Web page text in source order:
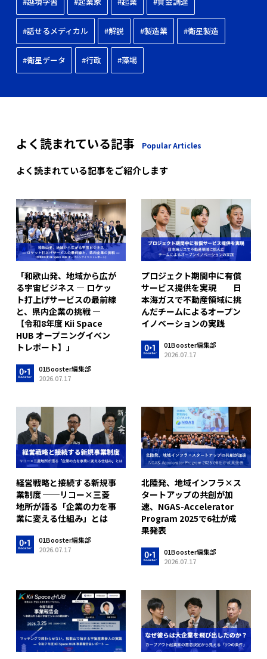
#話せるメディカル #解説 #製造業 #衛星製造
#衛星データ #行政 #藻場
よく読まれている記事 Popular Articles
よく読まれている記事をご紹介します
「和歌山発、地域から広が
る宇宙ビジネス ― ロケッ
ト打上げサービスの最前線
と、県内企業の挑戦 ―
【令和8年度 Kii Space
HUB オープニングイベン
トレポート】」
01Booster編集部
2026.07.17
プロジェクト期間中に有償
サービス提供を実現 日
本海ガスで不動産領域に挑
んだチームによるオープン
イノベーションの実践
01Booster編集部
2026.07.17
経営戦略と接続する新規事
業制度 ──リコー×三菱
地所が語る「企業の力を事
業に変える仕組み」とは
01Booster編集部
2026.07.17
北陸発、地域インフラ×ス
タートアップの共創が加
速、NGAS-Accelerator
Program 2025で6社が成
果発表
01Booster編集部
2026.07.17